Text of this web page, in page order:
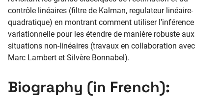
contrôle linéaires (filtre de Kalman, regulateur linéaire-
quadratique) en montrant comment utiliser l’inférence
variationnelle pour les étendre de manière robuste aux
situations non-linéaires (travaux en collaboration avec
Marc Lambert et Silvère Bonnabel).
Biography (in French):